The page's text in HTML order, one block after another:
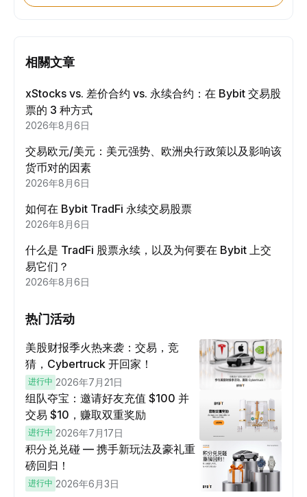
相關文章
xStocks vs. 差价合约 vs. 永续合约：在 Bybit 交易股
票的 3 种方式
2026年8月6日
交易欧元/美元：美元强势、欧洲央行政策以及影响该
货币对的因素
2026年8月6日
如何在 Bybit TradFi 永续交易股票
2026年8月6日
什么是 TradFi 股票永续，以及为何要在 Bybit 上交
易它们？
2026年8月6日
热门活动
美股财报季火热来袭：交易，竞
猜，Cybertruck 开回家！
进行中 2026年7月21日
组队夺宝：邀请好友充值 $100 并
交易 $10，赚取双重奖励
进行中 2026年7月17日
积分兑兑碰 — 携手新玩法及豪礼重
磅回归！
进行中 2026年6月3日